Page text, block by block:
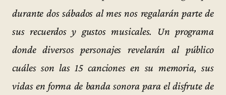
durante dos sábados al mes nos regalarán parte de
sus recuerdos y gustos musicales. Un programa
donde diversos personajes revelarán al público
cuáles son las 15 canciones en su memoria, sus
vidas en forma de banda sonora para el disfrute de